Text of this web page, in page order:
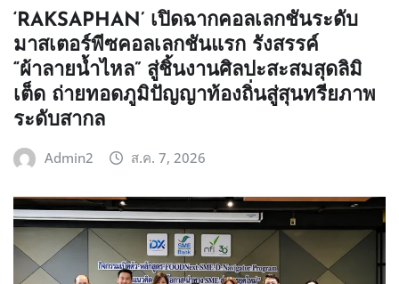
‘RAKSAPHAN’ เปิดฉากคอลเลกชันระดับ
มาสเตอร์พีซคอลเลกชันแรก รังสรรค์
“ผ้าลายน้ำไหล” สู่ชิ้นงานศิลปะสะสมสุดลิมิ
เต็ด ถ่ายทอดภูมิปัญญาท้องถิ่นสู่สุนทรียภาพ
ระดับสากล
Admin2 ส.ค. 7, 2026